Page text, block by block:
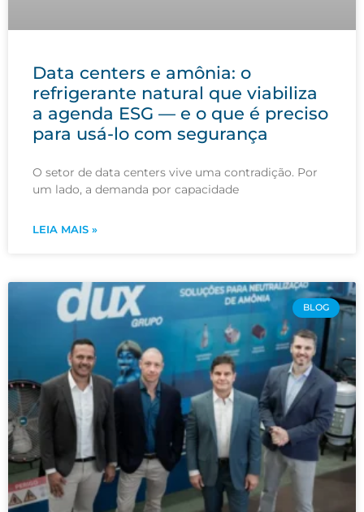
Data centers e amônia: o
refrigerante natural que viabiliza
a agenda ESG — e o que é preciso
para usá-lo com segurança
O setor de data centers vive uma contradição. Por
um lado, a demanda por capacidade
LEIA MAIS »
BLOG